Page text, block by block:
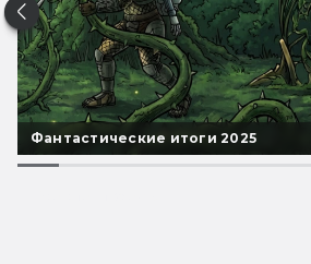
Фантастические итоги 2025